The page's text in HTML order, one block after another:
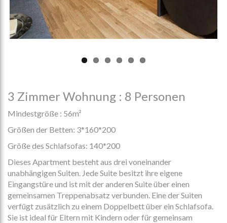
3 Zimmer Wohnung : 8 Personen
Mindestgröße : 56m²
Größen der Betten: 3*160*200
Größe des Schlafsofas: 140*200
Dieses Apartment besteht aus drei voneinander
unabhängigen Suiten. Jede Suite besitzt ihre eigene
Eingangstüre und ist mit der anderen Suite über einen
gemeinsamen Treppenabsatz verbunden. Eine der Suiten
verfügt zusätzlich zu einem Doppelbett über ein Schlafsofa.
Sie ist ideal für Eltern mit Kindern oder für gemeinsam